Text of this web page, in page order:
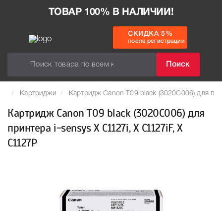
ТОВАР 100% В НАЛИЧИИ!
Поиск
СКИДКА 5%
после регистрации
Картриджи Картридж Canon T09 black (3020C006) для
Картридж Canon T09 black (3020C006) для
принтера i-sensys X C1127i, X C1127iF, X
C1127P